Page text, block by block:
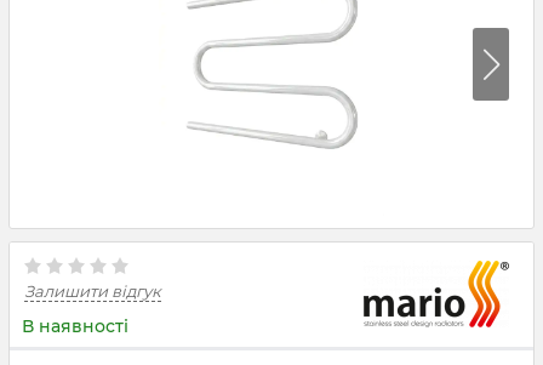
Залишити відгук
В наявності